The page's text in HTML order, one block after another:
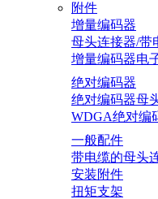
附件
增量编码器
母头连接器/带
增量编码器电
绝对编码器
绝对编码器母
WDGA绝对编
一般配件
带电缆的母头
安装附件
扭矩支架